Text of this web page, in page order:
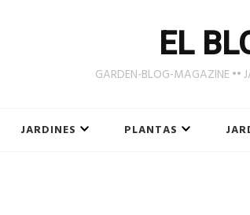
EL
GARDEN-BLOG-MAGAZINE ••
JARDINES PLANTAS